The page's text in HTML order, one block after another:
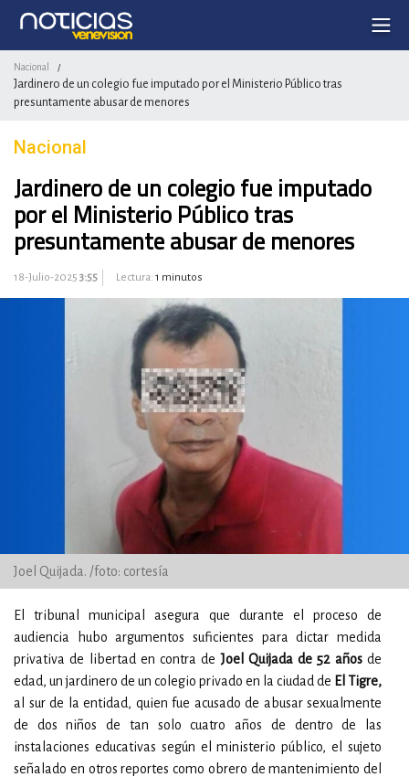
Nacional /
Jardinero de un colegio fue imputado por el Ministerio Público tras
presuntamente abusar de menores
Nacional
Jardinero de un colegio fue imputado
por el Ministerio Público tras
presuntamente abusar de menores
18-Julio-2025 3:55 Lectura: 1 minutos
Joel Quijada. /foto: cortesía
El tribunal municipal asegura que durante el proceso de
audiencia hubo argumentos suficientes para dictar medida
privativa de libertad en contra deJoel Quijada de 52 añosde
edad, un jardinero de un colegio privado en la ciudad de El Tigre,
al sur de la entidad, quien fue acusado de abusar sexualmente
de dos niños de tan solo cuatro años de dentro de las
instalaciones educativas según el ministerio público, el sujeto
señalado en otros reportes como obrero de mantenimiento del